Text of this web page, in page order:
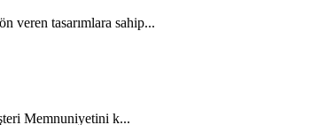
veren tasarımlara sahip...
Memnuniyetini k...